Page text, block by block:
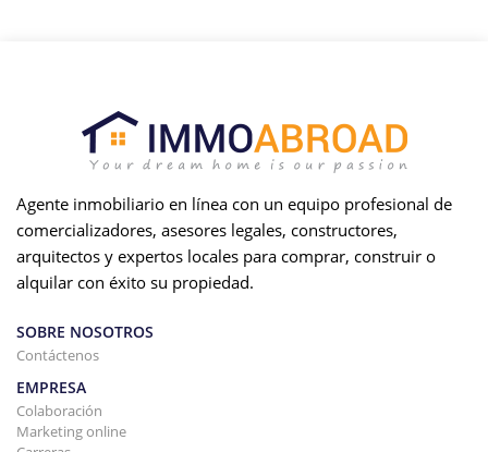
Agente inmobiliario en línea con un equipo profesional de
comercializadores, asesores legales, constructores,
arquitectos y expertos locales para comprar, construir o
alquilar con éxito su propiedad.
SOBRE NOSOTROS
Contáctenos
EMPRESA
Colaboración
Marketing online